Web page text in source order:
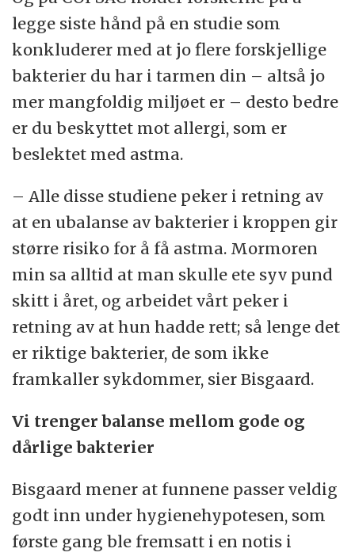
legge siste hånd på en studie som
konkluderer med at jo flere forskjellige
bakterier du har i tarmen din – altså jo
mer mangfoldig miljøet er – desto bedre
er du beskyttet mot allergi, som er
beslektet med astma.
– Alle disse studiene peker i retning av
at en ubalanse av bakterier i kroppen gir
større risiko for å få astma. Mormoren
min sa alltid at man skulle ete syv pund
skitt i året, og arbeidet vårt peker i
retning av at hun hadde rett; så lenge det
er riktige bakterier, de som ikke
framkaller sykdommer, sier Bisgaard.
Vi trenger balanse mellom gode og
dårlige bakterier
Bisgaard mener at funnene passer veldig
godt inn under hygienehypotesen, som
første gang ble fremsatt i en notis i